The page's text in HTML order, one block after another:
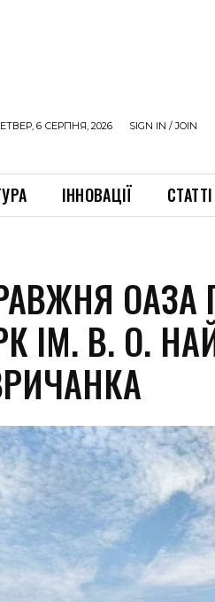
6 СЕРПНЯ, 2026 SIGN IN / JOIN
ІННОВАЦІЇ СТАТТІ
ОАЗА
ІМ. В. О.